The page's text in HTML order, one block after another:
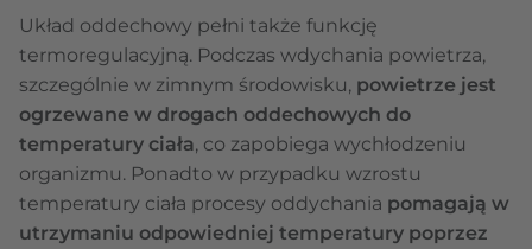
Układ oddechowy pełni także funkcję
termoregulacyjną. Podczas wdychania powietrza,
szczególnie w zimnym środowisku, powietrze jest
ogrzewane w drogach oddechowych do
temperatury ciała, co zapobiega wychłodzeniu
organizmu. Ponadto w przypadku wzrostu
temperatury ciała procesy oddychania pomagają w
utrzymaniu odpowiedniej temperatury poprzez